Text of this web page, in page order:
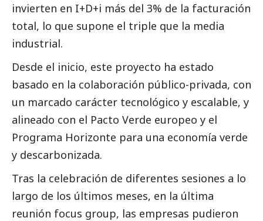
invierten en I+D+i más del 3% de la facturación
total, lo que supone el triple que la media
industrial.
Desde el inicio, este proyecto ha estado
basado en la colaboración público-privada, con
un marcado carácter tecnológico y escalable, y
alineado con el Pacto Verde europeo y el
Programa Horizonte para una economía verde
y descarbonizada.
Tras la celebración de diferentes sesiones a lo
largo de los últimos meses, en la última
reunión focus group, las empresas pudieron